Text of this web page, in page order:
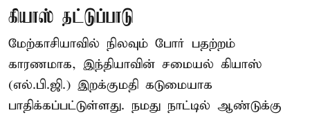
கியாஸ் தட்டுப்பாடு
மேற்காசியாவில் நிலவும் போர் பதற்றம்
காரணமாக, இந்தியாவின் சமையல் கியாஸ்
(எல்.பி.ஜி.) இறக்குமதி கடுமையாக
பாதிக்கப்பட்டுள்ளது. நமது நாட்டில் ஆண்டுக்கு